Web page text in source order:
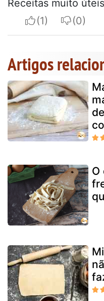
Receitas muito
I apreciate
I do
Artigos
O